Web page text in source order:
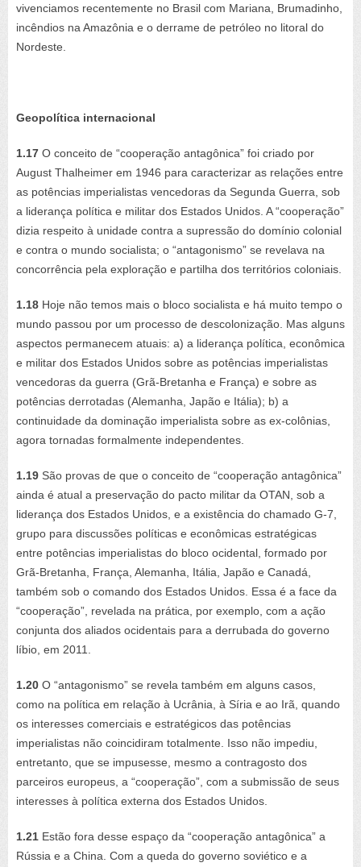
vivenciamos recentemente no Brasil com Mariana, Brumadinho,
incêndios na Amazônia e o derrame de petróleo no litoral do
Nordeste.
Geopolítica internacional
1.17 O conceito de “cooperação antagônica” foi criado por
August Thalheimer em 1946 para caracterizar as relações entre
as potências imperialistas vencedoras da Segunda Guerra, sob
a liderança política e militar dos Estados Unidos. A “cooperação”
dizia respeito à unidade contra a supressão do domínio colonial
e contra o mundo socialista; o “antagonismo” se revelava na
concorrência pela exploração e partilha dos territórios coloniais.
1.18 Hoje não temos mais o bloco socialista e há muito tempo o
mundo passou por um processo de descolonização. Mas alguns
aspectos permanecem atuais: a) a liderança política, econômica
e militar dos Estados Unidos sobre as potências imperialistas
vencedoras da guerra (Grã-Bretanha e França) e sobre as
potências derrotadas (Alemanha, Japão e Itália); b) a
continuidade da dominação imperialista sobre as ex-colônias,
agora tornadas formalmente independentes.
1.19 São provas de que o conceito de “cooperação antagônica”
ainda é atual a preservação do pacto militar da OTAN, sob a
liderança dos Estados Unidos, e a existência do chamado G-7,
grupo para discussões políticas e econômicas estratégicas
entre potências imperialistas do bloco ocidental, formado por
Grã-Bretanha, França, Alemanha, Itália, Japão e Canadá,
também sob o comando dos Estados Unidos. Essa é a face da
“cooperação”, revelada na prática, por exemplo, com a ação
conjunta dos aliados ocidentais para a derrubada do governo
líbio, em 2011.
1.20 O “antagonismo” se revela também em alguns casos,
como na política em relação à Ucrânia, à Síria e ao Irã, quando
os interesses comerciais e estratégicos das potências
imperialistas não coincidiram totalmente. Isso não impediu,
entretanto, que se impusesse, mesmo a contragosto dos
parceiros europeus, a “cooperação”, com a submissão de seus
interesses à política externa dos Estados Unidos.
1.21 Estão fora desse espaço da “cooperação antagônica” a
Rússia e a China. Com a queda do governo soviético e a